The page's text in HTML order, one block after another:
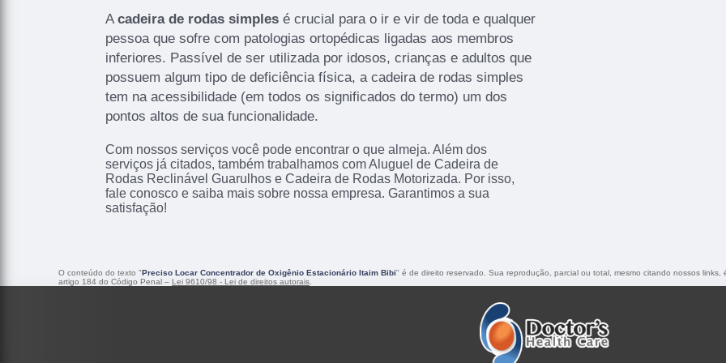
A cadeira de rodas simples é crucial para o ir e vir de toda e qualquer
pessoa que sofre com patologias ortopédicas ligadas aos membros
inferiores. Passível de ser utilizada por idosos, crianças e adultos que
possuem algum tipo de deficiência física, a cadeira de rodas simples
tem na acessibilidade (em todos os significados do termo) um dos
pontos altos de sua funcionalidade.
Com nossos serviços você pode encontrar o que almeja. Além dos
serviços já citados, também trabalhamos com Aluguel de Cadeira de
Rodas Reclinável Guarulhos e Cadeira de Rodas Motorizada. Por isso,
fale conosco e saiba mais sobre nossa empresa. Garantimos a sua
satisfação!
O conteúdo do texto "Preciso Locar Concentrador de Oxigênio Estacionário Itaim Bibi" é de direito reservado. Sua reprodução, parcial ou total, mesmo citando nossos
artigo 184 do Código Penal – Lei 9610/98 - Lei de direitos autorais